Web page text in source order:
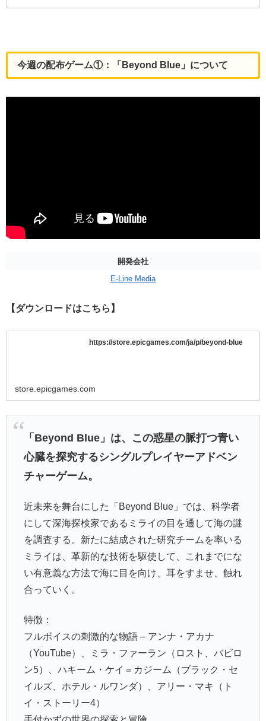
今週の配布ゲーム①：「Beyond Blue」について
開発会社
E-Line Media
【ダウンロードはこちら】
https://store.epicgames.com/ja/p/beyond-blue
store.epicgames.com
「Beyond Blue」は、この惑星の脈打つ青い
心臓を探究するシングルプレイヤーアドベン
チャーゲーム。
近未来を舞台にした「Beyond Blue」では、科学者
にして深海探検家であるミライの目を通して海の謎
を調査する。新たに結成された研究チームを率いる
ミライは、革新的な技術を駆使して、これまでにな
い有意義な方法で海に目を向け、耳をすませ、触れ
合っていく。
特徴：
フルボイスの刺激的な物語 – アンナ・アカナ
（YouTube）、ミラ・ファーラン（ロスト、バビロ
ン5）、ハキーム・ケイ＝カジーム（ブラック・セ
イルズ、ホテル・ルワンダ）、アリー・マキ（ト
イ・ストーリー4）